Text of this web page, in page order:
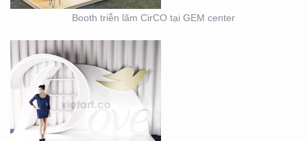
Booth triễn lãm CirCO tại GEM center
THIẾT KẾ THI CÔNG
NỘI THẤT SHOWROOM
– CỬA HÀNG